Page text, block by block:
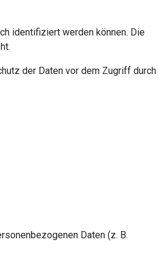
identifiziert werden können. Die
der Daten vor dem Zugriff durch
Daten (z. B.